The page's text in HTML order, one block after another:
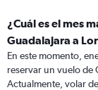
¿Cuál es el mes
Guadalajara a
En este momento,
reservar un vuelo de
Actualmente, volar